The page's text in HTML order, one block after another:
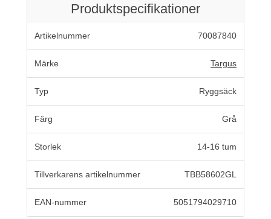
Produktspecifikationer
Artikelnummer 70087840
Märke Targus
Typ Ryggsäck
Färg Grå
Storlek 14-16 tum
Tillverkarens artikelnummer TBB58602GL
EAN-nummer 5051794029710